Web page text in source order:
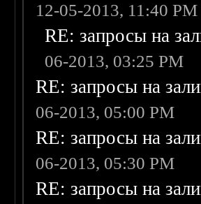
12-05-2013, 11:40 PM
RE: запросы на
06-2013, 03:25 PM
RE: запросы на
06-2013, 05:00 PM
RE: запросы на
06-2013, 05:30 PM
RE: запросы на